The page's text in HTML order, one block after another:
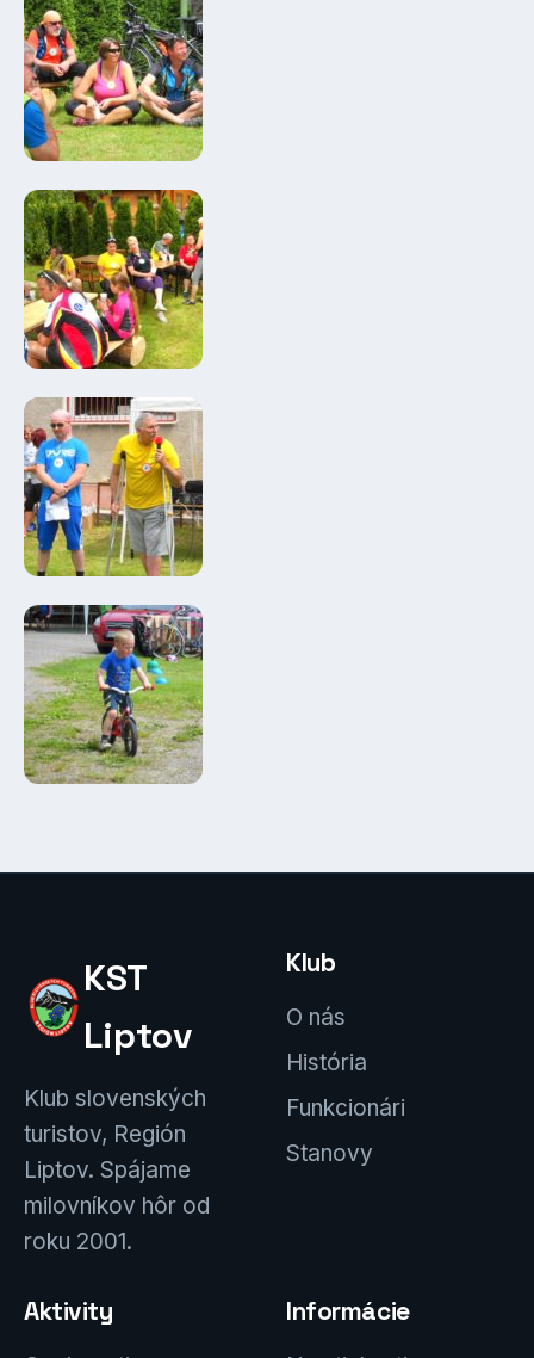
KST
Liptov
Klub slovenských
turistov, Región
Liptov. Spájame
milovníkov hôr od
roku 2001.
Klub
O nás
História
Funkcionári
Stanovy
Aktivity Informácie